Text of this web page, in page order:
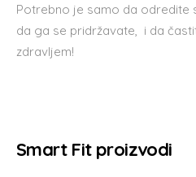
Potrebno je samo da odredite
da ga se pridržavate, i da
zdravljem!
Smart Fit proizvodi